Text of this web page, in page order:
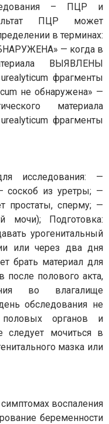
– ПЦР и
ПЦР может
в терминах:
— когда в
ВЫЯВЛЕНЫ
фрагменты
не обнаружена» —
материала
фрагменты
исследования: —
соскоб из уретры; —
простаты, сперму; —
мочи); Подготовка:
урогенитальный
или через два дня
брать материал для
после полового акта,
во влагалище
обследования не
половых органов и
мочиться в
мазка или
воспаления
беременности